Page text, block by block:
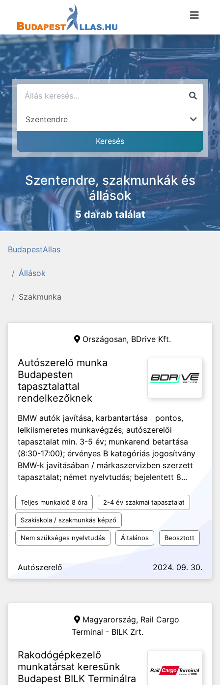
Szentendre, szakmunkák és
állások
5 darab találat
BudapestAllas
Állások
Szakmunka
Országosan, BDrive Kft.
Autószerelő munka
Budapesten
tapasztalattal
rendelkezőknek
BMW autók javítása, karbantartása pontos,
lelkiismeretes munkavégzés; autószerelői
tapasztalat min. 3-5 év; munkarend betartása
(8:30-17:00); érvényes B kategóriás jogosítvány
BMW-k javításában / márkaszervizben szerzett
tapasztalat; német nyelvtudás; bejelentett 8...
Teljes munkaidő 8 óra 2-4 év szakmai tapasztalat
Szakiskola / szakmunkás képző
Nem szükséges nyelvtudás Általános Beosztott
Autószerelő 2024. 09. 30.
Magyarország, Rail Cargo
Terminal - BILK Zrt.
Rakodógépkezelő
munkatársat keresünk
Budapest BILK Terminálra